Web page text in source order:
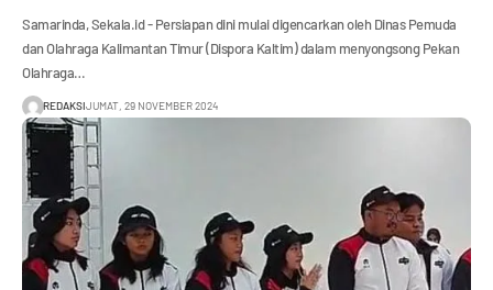
Samarinda, Sekala.id - Persiapan dini mulai digencarkan oleh Dinas Pemuda
dan Olahraga Kalimantan Timur (Dispora Kaltim) dalam menyongsong Pekan
Olahraga…
REDAKSIJUMAT, 29 NOVEMBER 2024